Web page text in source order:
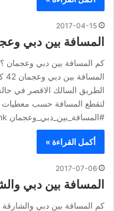
2017-04-15
المسافة بين دبي
كم المسافة بين دبي وعجمان
لتقطع المسافة حسب
#المسافة_بين_دبي_وعجمان hglsht, fdk ]fd .u[lhk
أكمل القراءة »
2017-07-06
المسافة بين دبي
كم المسافة بين دبي